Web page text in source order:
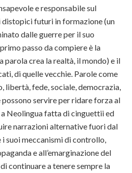
e responsabile sul
distopici futuri in formazione (un
dalle guerre per il suo
passo da compiere è la
parola crea la realtà, il mondo) e il
di quelle vecchie. Parole come
fede, sociale, democrazia,
servire per ridare forza al
Neolingua fatta di cinguettii ed
narrazioni alternative fuori dal
suoi meccanismi di controllo,
e all’emarginazione del
continuare a tenere sempre la